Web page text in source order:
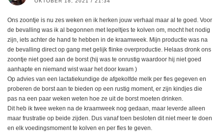
Ons zoontje is nu zes weken en ik herken jouw verhaal maar al te goed. Voor
de bevalling was ik al begonnen met lepeltjes te kolven om, mocht het nodig
zijn, iets achter de hand te hebben in de kraamweek. Mijn productie was na
de bevalling direct op gang met gelijk flinke overproductie. Helaas dronk ons
zoontje niet goed aan de borst (hij was te onrustig waardoor hij niet goed
aanhapte en niemand wist waar het door kwam )
Op advies van een lactatiekundige de afgekolfde melk per fles gegeven en
proberen de borst aan te bieden op een rustig moment, er zijn kindjes die
pas na een paar weken weten hoe ze uit de borst moeten drinken.
Dit heb ik twee weken na de kraamweek nog gedaan, maar leverde alleen
maar frustratie op beide zijden. Dus vanaf toen besloten dit niet meer te doen
en elk voedingsmoment te kolven en per fles te geven.